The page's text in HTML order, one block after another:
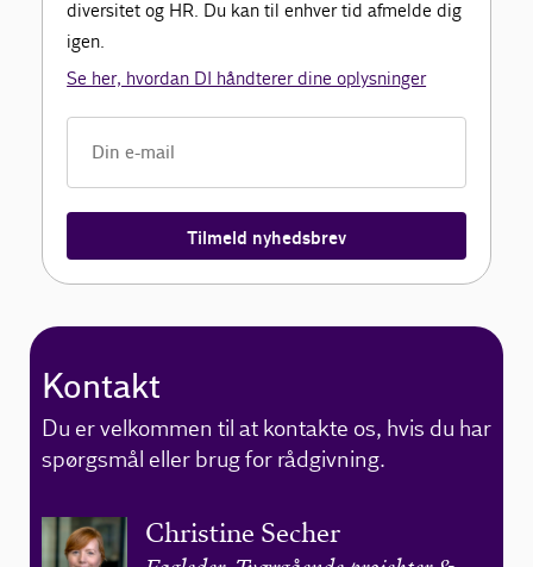
diversitet og HR. Du kan til enhver tid afmelde dig
igen.
Se her, hvordan DI håndterer dine oplysninger
Tilmeld nyhedsbrev
Kontakt
Du er velkommen til at kontakte os, hvis du har
spørgsmål eller brug for rådgivning.
Christine Secher